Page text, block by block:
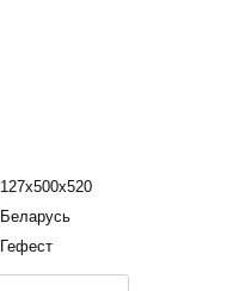
127х500х520
Беларусь
Гефест